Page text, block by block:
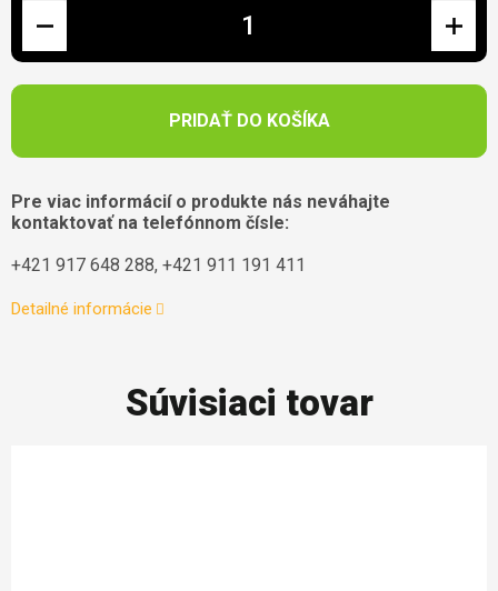
PRIDAŤ DO KOŠÍKA
Pre viac informácií o produkte nás neváhajte
kontaktovať na telefónnom čísle:
+421 917 648 288, +421 911 191 411
Detailné informácie
Súvisiaci tovar